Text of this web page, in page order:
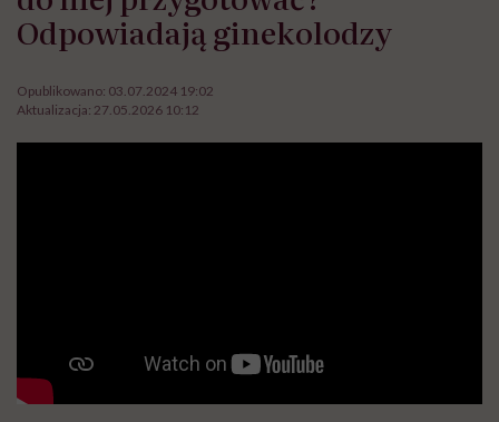
Odpowiadają ginekolodzy
Opublikowano: 03.07.2024 19:02
Aktualizacja: 27.05.2026 10:12